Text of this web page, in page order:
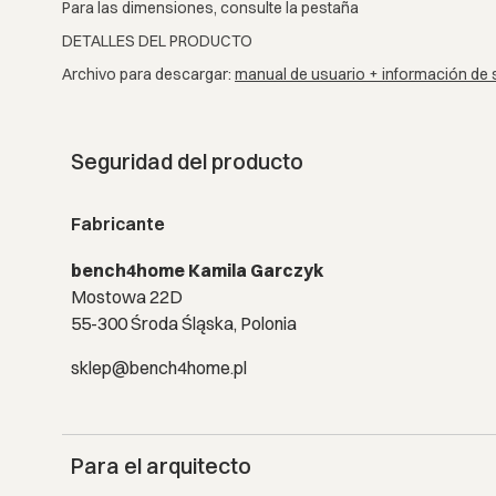
Para las dimensiones, consulte la pestaña
DETALLES DEL PRODUCTO
Archivo para descargar: manual de usuario + información de
Seguridad del producto
Fabricante
bench4home Kamila Garczyk
Mostowa 22D
55-300 Środa Śląska, Polonia
sklep@bench4home.pl
Para el arquitecto